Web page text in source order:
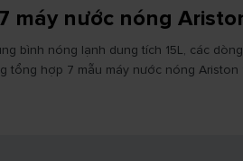
máy nước nóng
bình nóng lạnh dung tích 15L, các
tổng hợp 7 mẫu máy nước nóng